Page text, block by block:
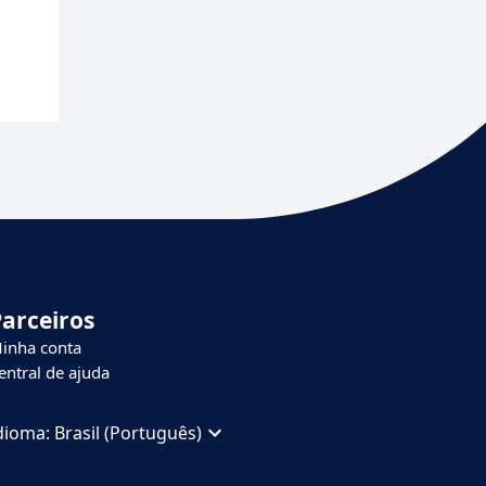
conta
de ajuda
Brasil (Português)